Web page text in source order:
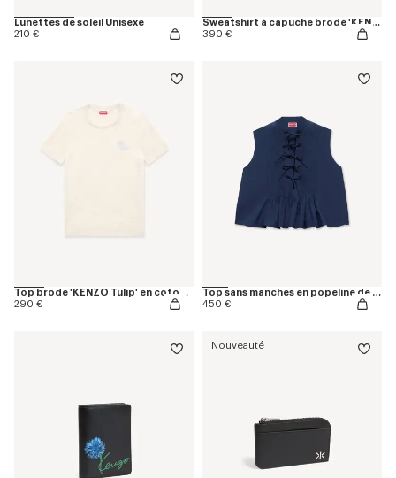
Lunettes de soleil Unisexe
210 €
Sweatshirt à capuche brodé 'KENZO Tulip' en coton
390 €
Top brodé 'KENZO Tulip' en coton effet éponge
290 €
Top sans manches en popeline de coton
450 €
Nouveauté